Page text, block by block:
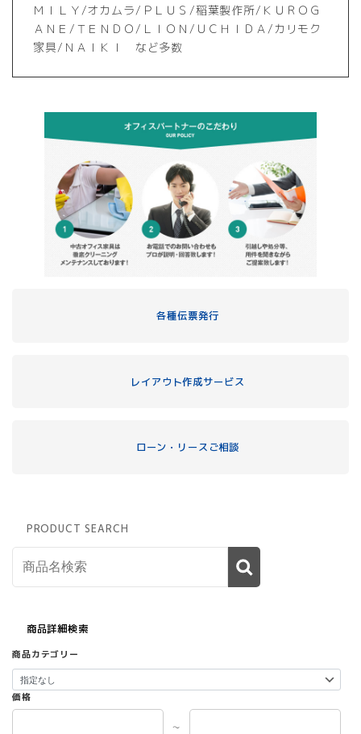
ＭＩＬＹ/オカムラ/ＰＬＵＳ/稲葉製作所/ＫＵＲＯＧ
ＡＮＥ/ＴＥＮＤＯ/ＬＩＯＮ/ＵＣＨＩＤＡ/カリモク
家具/ＮＡＩＫＩ など多数
各種伝票発行
レイアウト作成サービス
ローン・リースご相談
PRODUCT SEARCH
商品詳細検索
商品カテゴリー
価格
～